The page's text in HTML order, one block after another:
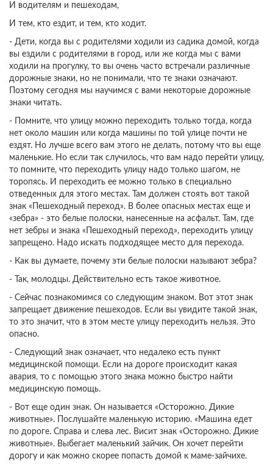
И водителям и пешеходам,
И тем, кто ездит, и тем, кто ходит.
- Дети, когда вы с родителями ходили из садика домой, когда
вы ездили с родителями в город, или же когда мы с вами
ходили на прогулку, то вы очень часто встречали различные
дорожные знаки, но не понимали, что те знаки означают.
Поэтому сегодня мы научимся с вами некоторые дорожные
знаки читать.
- Помните, что улицу можно переходить только тогда, когда
нет около машин или когда машины по той улице почти не
ездят. Но лучше всего вам этого не делать, потому что вы еще
маленькие. Но если так случилось, что вам надо перейти улицу,
то помните, что переходить улицу надо только шагом, не
торопясь. И переходить ее можно только в специально
отведенных для этого местах. Там должен стоять вот такой
знак «Пешеходный переход». В более опасных местах еще и
«зебра» - это белые полоски, нанесенные на асфальт. Там, где
нет зебры и знака «Пешеходный переход», переходить улицу
запрещено. Надо искать подходящее место для перехода.
- Как вы думаете, почему эти белые полоски называют зебра?
- Так, молодцы. Действительно есть такое животное.
- Сейчас познакомимся со следующим знаком. Вот этот знак
запрещает движение пешеходов. Если вы увидите такой знак,
то это значит, что в этом месте улицу переходить нельзя. Это
опасно.
- Следующий знак означает, что недалеко есть пункт
медицинской помощи. Если на дороге происходит какая
авария, то с помощью этого знака можно быстро найти
медицинскую помощь.
- Вот еще один знак. Он называется «Осторожно. Дикие
животные». Послушайте маленькую историю. «Машина едет
по дороге. Справа и слева лес. Висит знак «Осторожно. Дикие
животные». Выбегает маленький зайчик. Он хочет перейти
дорогу и как можно скорее попасть домой к маме-зайчихе.